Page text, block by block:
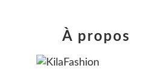
À propos